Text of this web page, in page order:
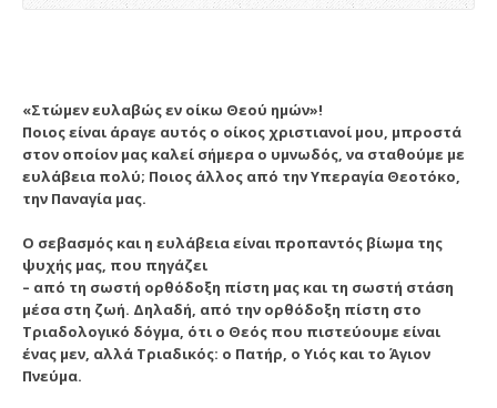
«Στώμεν ευλαβώς εν οίκω Θεού ημών»!
Ποιος είναι άραγε αυτός ο οίκος χριστιανοί μου, μπροστά
στον οποίον μας καλεί σήμερα ο υμνωδός, να σταθούμε με
ευλάβεια πολύ; Ποιος άλλος από την Υπεραγία Θεοτόκο,
την Παναγία μας.
Ο σεβασμός και η ευλάβεια είναι προπαντός βίωμα της
ψυχής μας, που πηγάζει
– από τη σωστή ορθόδοξη πίστη μας και τη σωστή στάση
μέσα στη ζωή. Δηλαδή, από την ορθόδοξη πίστη στο
Τριαδολογικό δόγμα, ότι ο Θεός που πιστεύουμε είναι
ένας μεν, αλλά Τριαδικός: ο Πατήρ, ο Υιός και το Άγιον
Πνεύμα.